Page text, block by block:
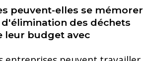
peuvent-elles se mémorer
des déchets
leur budget avec